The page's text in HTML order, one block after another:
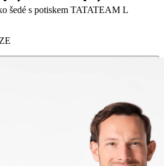
šedé s potiskem TATATEAM L